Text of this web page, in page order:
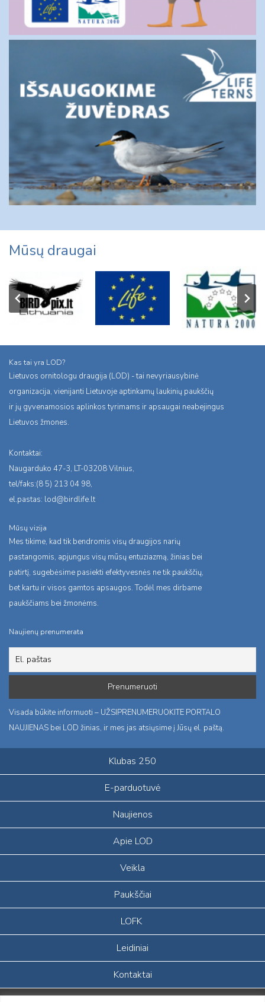
Mūsų draugai
Kas tai yra LOD?
Lietuvos ornitologu draugija (LOD) - tai nevyriausybinė
organizacija, vienijanti Lietuvoje aptinkamų laukinių paukščių
ir jų gyvenamosios aplinkos tyrimams ir apsaugai neabejingus
Lietuvos žmones.
Kontaktai:
Naugarduko 47-3, LT-03208 Vilnius,
tel/faks:(8 5) 213 04 98,
el.pastas: lod@birdlife.lt
Mūsų vizija
Mes tikime, kad tik bendromis visų draugijos narių
pastangomis, apjungus visų mūsų entuziazmą, žinias bei
patirtį, sugebėsime pasiekti efektyvesnės ne tik paukščių,
bet kartu ir visos gamtos apsaugos. Todėl mes dirbame
paukščiams bei žmonėms.
Naujienų prenumerata
Visada būkite informuoti – UŽSIPRENUMERUOKITE PORTALO
NAUJIENAS bei LOD žinias, ir mes jas atsiųsime į Jūsų el. paštą.
Klubas 250
E-parduotuvė
Naujienos
Apie LOD
Veikla
Paukščiai
LOFK
Leidiniai
Kontaktai